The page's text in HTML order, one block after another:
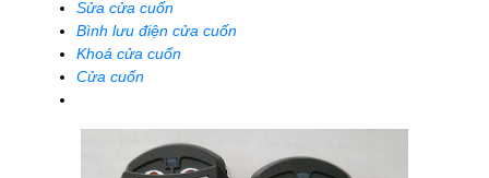
Sửa cửa cuốn
Bình lưu điện cửa cuốn
Khoá cửa cuốn
Cửa cuốn